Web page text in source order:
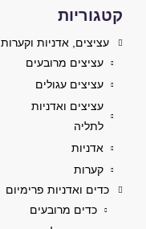
קטגוריות
עציצים, אדניות וקערות
עציצים מרובעים
עציצים עגולים
עציצים ואדניות
לתליה
אדניות
קערות
כדים ואדניות פרימיום
כדים מרובעים